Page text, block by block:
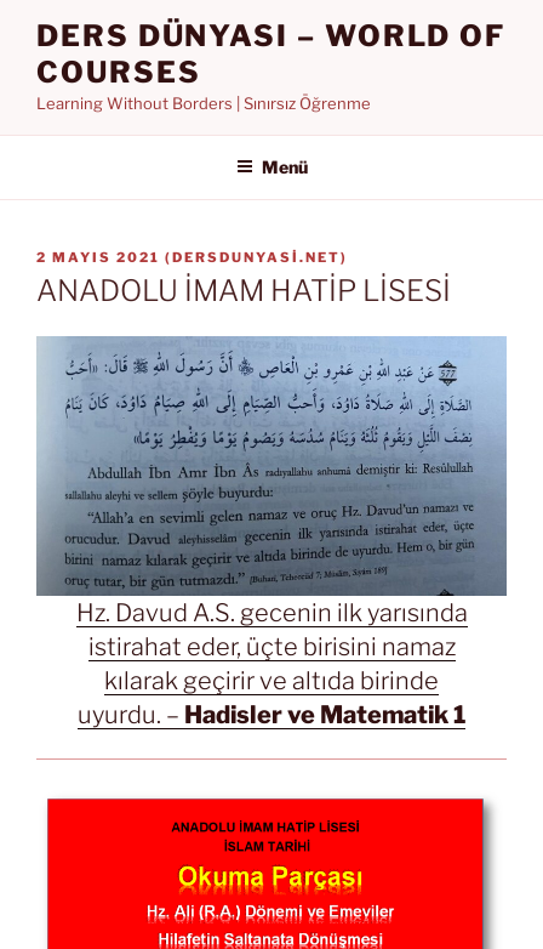
DERS DÜNYASI – WORLD OF
COURSES
Learning Without Borders | Sınırsız Öğrenme
Menü
YAYIM
TARIHI
2 MAYIS 2021 (DERSDUNYASI.NET)
ANADOLU İMAM HATİP LİSESİ
Hz. Davud A.S. gecenin ilk yarısında
istirahat eder, üçte birisini namaz
kılarak geçirir ve altıda birinde
uyurdu. – Hadisler ve Matematik 1